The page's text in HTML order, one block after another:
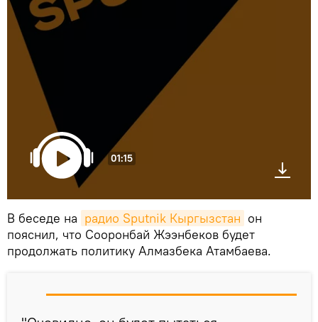
01:15
В беседе на радио Sputnik Кыргызстан он
пояснил, что Сооронбай Жээнбеков будет
продолжать политику Алмазбека Атамбаева.